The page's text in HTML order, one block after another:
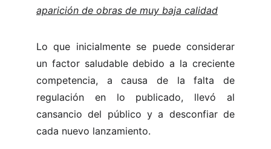
aparición de obras de muy baja calidad
Lo que inicialmente se puede considerar
un factor saludable debido a la creciente
competencia, a causa de la falta de
regulación en lo publicado, llevó al
cansancio del público y a desconfiar de
cada nuevo lanzamiento.